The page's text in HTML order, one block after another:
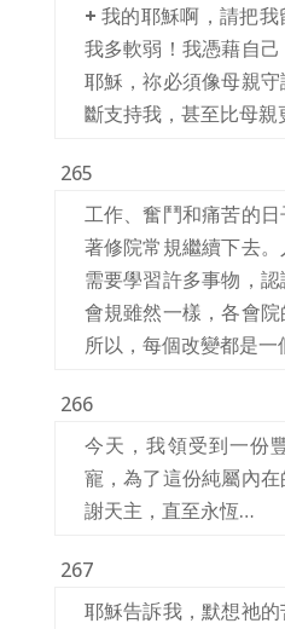
+我的耶穌啊，請把我
我多軟弱！我憑藉自己
耶穌，祢必須像母親
斷支持我，甚至比母親
265
工作、奮鬥和痛苦的
著修院常規繼續下去。
需要學習許多事物，認
會規雖然一樣，各會院
所以，每個改變都是一
266
今天，我領受到一份
寵，為了這份純屬內
謝天主，直至永恆…
267
耶穌告訴我，默想祂